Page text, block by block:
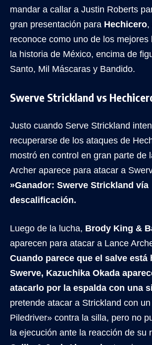
mandar a callar a Justin Roberts
gran presentación para Hechicero,
reconoce como uno de los mejores
la historia de México, encima de
Santo, Mil Máscaras y Bandido.
Swerve Strickland vs
Justo cuando Serve Strickland
recuperarse de los ataques de
mostró en control en gran parte de
Archer aparece para atacar a
»Ganador: Swerve Strickland vía
descalificación.
Luego de la lucha, Brody King &
aparecen para atacar a Lance
Cuando parece que el salve está
Swerve, Kazuchika Okada
atacarlo por la espalda con una
pretende atacar a Strickland con
Piledriver» contra la silla, pero no
la ejecución ante la reacción de su